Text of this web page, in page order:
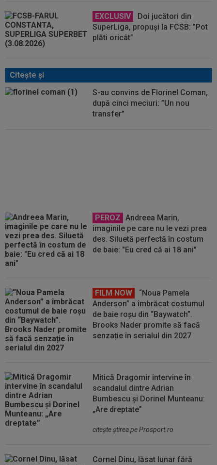
EXCLUSIV
Doi jucători din
SuperLiga, propuși la FCSB: ”Pot
plăti oricât”
Citeşte şi
S-au convins de Florinel Coman,
după cinci meciuri: ”Un nou
transfer”
PEROZ Andreea Marin,
imaginile pe care nu le vezi prea
des. Siluetă perfectă în costum
de baie: "Eu cred că ai 18 ani"
FILM NOW
“Noua Pamela
Anderson” a îmbrăcat costumul
de baie roșu din “Baywatch”.
Brooks Nader promite să facă
senzație în serialul din 2027
Mitică Dragomir intervine în
scandalul dintre Adrian
Bumbescu și Dorinel Munteanu:
„Are dreptate”
citeşte ştirea pe Prosport.ro
Cornel Dinu, lăsat lunar fără